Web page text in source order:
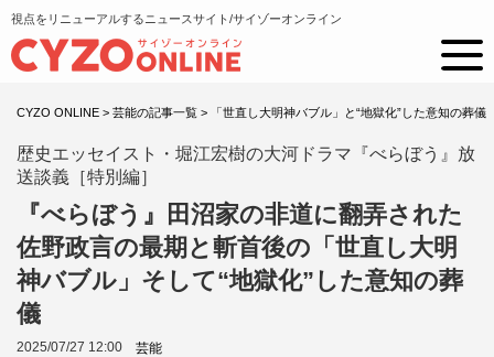
視点をリニューアルするニュースサイト/サイゾーオンライン
CYZO ONLINE > 芸能の記事一覧 > 「世直し大明神バブル」と“地獄化”した意知の葬儀
歴史エッセイスト・堀江宏樹の大河ドラマ『べらぼう』放
送談義［特別編］
『べらぼう』田沼家の非道に翻弄された
佐野政言の最期と斬首後の「世直し大明
神バブル」そして“地獄化”した意知の葬
儀
2025/07/27 12:00 芸能